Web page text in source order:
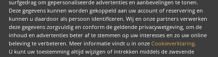
surfgedrag om gepersonaliseerde advertenties en aanbevelingen te tonen.
Deze gegevens kunnen worden gekoppeld aan uw account of reservering en
kunnen u daardoor als persoon identificeren. Wij en onze partners verwerken
deze gegevens zorgvuldig en conform de geldende privacywetgeving, om de
inhoud en advertenties beter af te stemmen op uw interesses en zo uw online
beleving te verbeteren. Meer informatie vindt u in onze Cookieverklaring.
U kunt uw toestemming altijd wijzigen of intrekken middels de zwevende
FacebookInstagramLinkedIn